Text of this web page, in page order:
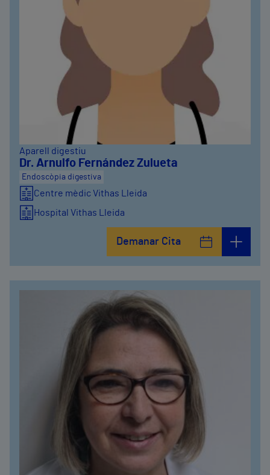
Aparell digestiu
Dr. Arnulfo Fernández Zulueta
Endoscòpia digestiva
Centre mèdic Vithas Lleida
Hospital Vithas Lleida
Demanar Cita